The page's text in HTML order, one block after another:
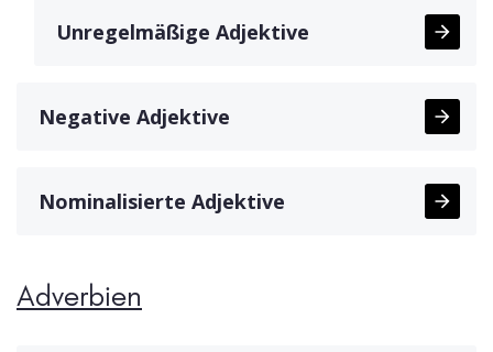
Unregelmäßige Adjektive
Negative Adjektive
Nominalisierte Adjektive
Adverbien